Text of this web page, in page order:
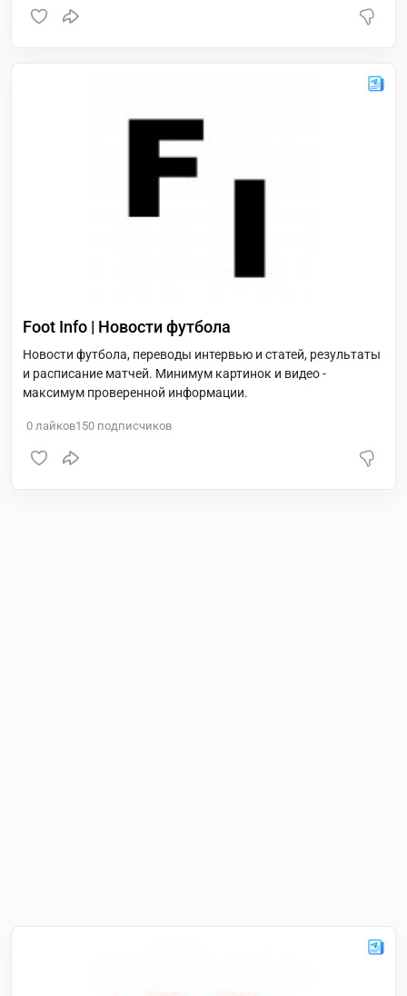
Школа коррекции веса.
Foot Info | Новости футбола
Новости футбола, переводы интервью и статей, результаты
и расписание матчей. Минимум картинок и видео -
максимум проверенной информации.
0 лайков150 подписчиков